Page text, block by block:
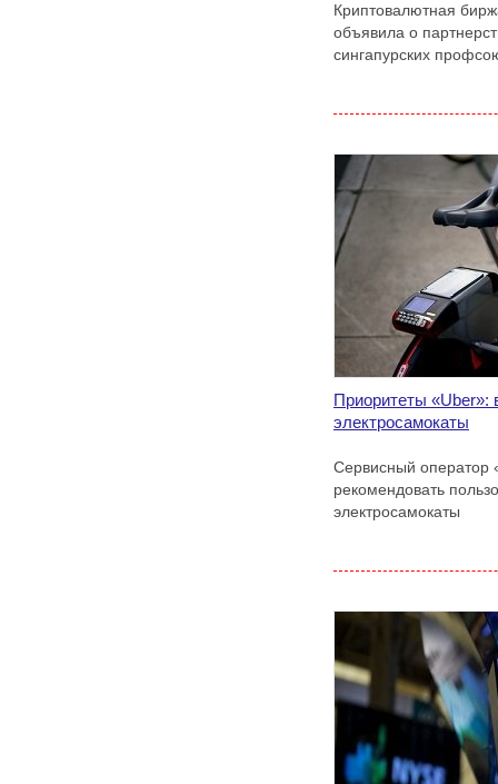
Криптовалютная
объявила о
сингапурских
Приоритеты «Uber»:
электросамокаты
Сервисный оператор
рекомендовать
электросамокаты